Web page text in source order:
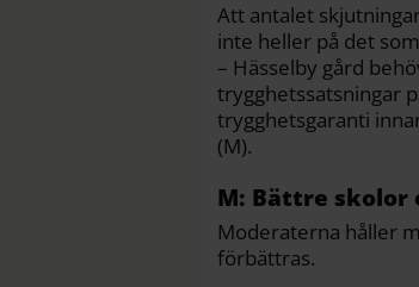
Att antalet
inte heller på det
– Hässelby gård
trygghetssatsningar
trygghetsgaranti
(M).
M: Bättre skolor
Moderaterna håller
förbättras.